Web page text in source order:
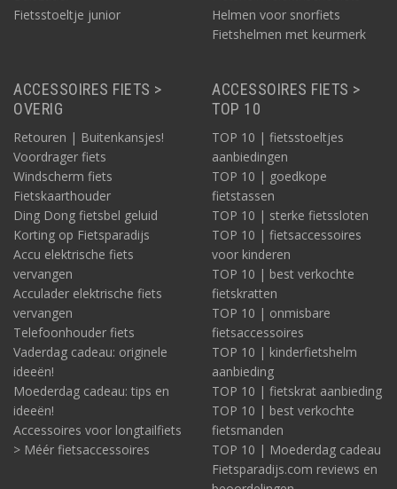
Fietsstoeltje junior
Helmen voor snorfiets
Fietshelmen met keurmerk
ACCESSOIRES FIETS >
OVERIG
Retouren | Buitenkansjes!
Voordrager fiets
Windscherm fiets
Fietskaarthouder
Ding Dong fietsbel geluid
Korting op Fietsparadijs
Accu elektrische fiets
vervangen
Acculader elektrische fiets
vervangen
Telefoonhouder fiets
Vaderdag cadeau: originele
ideeën!
Moederdag cadeau: tips en
ideeën!
Accessoires voor longtailfiets
> Méér fietsaccessoires
ACCESSOIRES FIETS >
TOP 10
TOP 10 | fietsstoeltjes
aanbiedingen
TOP 10 | goedkope
fietstassen
TOP 10 | sterke fietssloten
TOP 10 | fietsaccessoires
voor kinderen
TOP 10 | best verkochte
fietskratten
TOP 10 | onmisbare
fietsaccessoires
TOP 10 | kinderfietshelm
aanbieding
TOP 10 | fietskrat aanbieding
TOP 10 | best verkochte
fietsmanden
TOP 10 | Moederdag cadeau
Fietsparadijs.com reviews en